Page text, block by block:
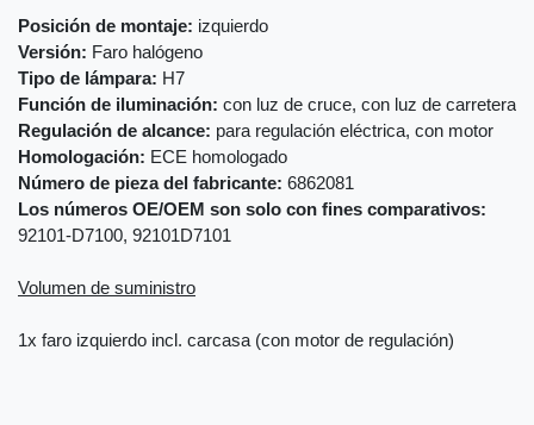
Posición de montaje: izquierdo
Versión: Faro halógeno
Tipo de lámpara: H7
Función de iluminación: con luz de cruce, con luz de carretera
Regulación de alcance: para regulación eléctrica, con motor
Homologación: ECE homologado
Número de pieza del fabricante: 6862081
Los números OE/OEM son solo con fines comparativos:
92101-D7100, 92101D7101
Volumen de suministro
1x faro izquierdo incl. carcasa (con motor de regulación)